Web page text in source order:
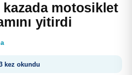
kazada motosiklet
yitirdi
kez okundu